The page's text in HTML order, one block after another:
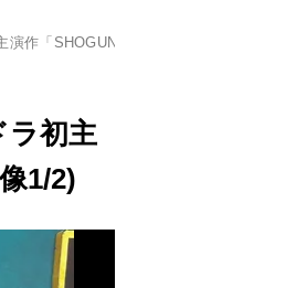
作「SHOGUN 将軍」のお披露目に感無量！
ラ初主
1/2)